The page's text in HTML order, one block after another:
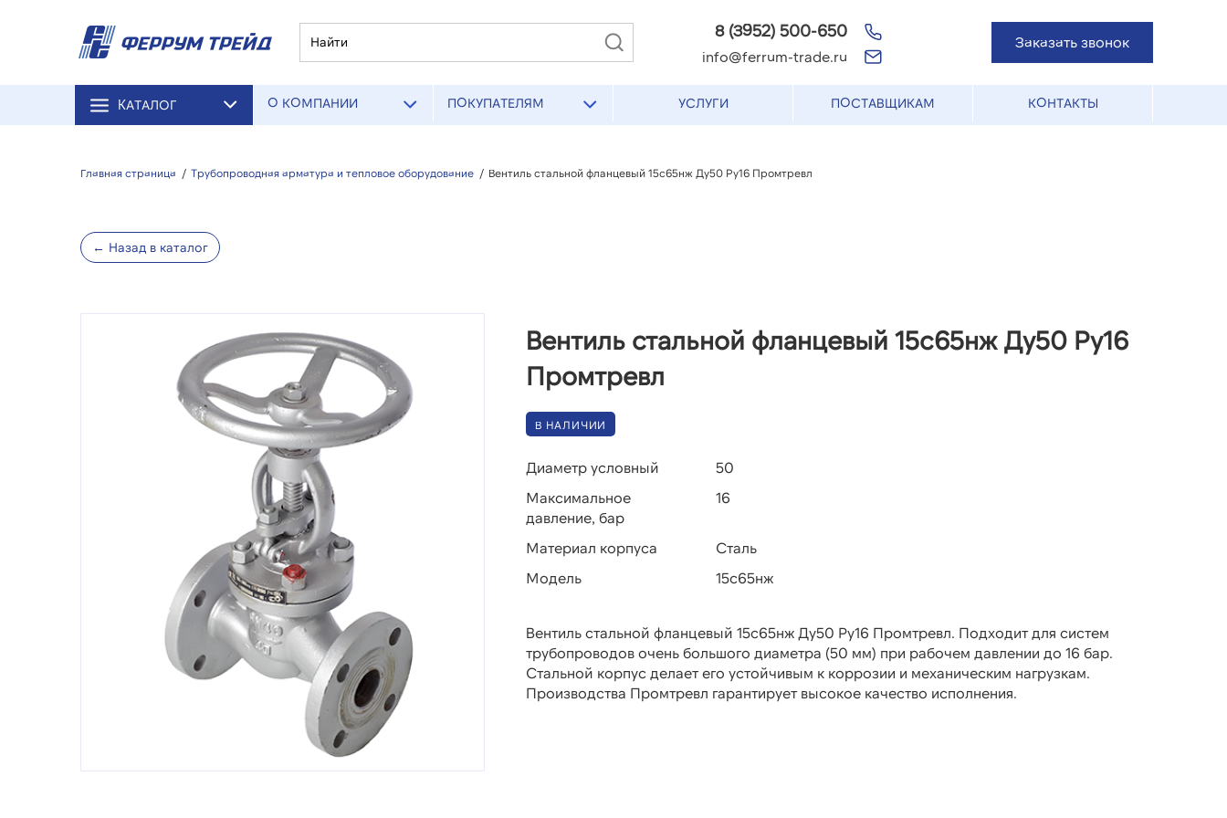
8 (3952) 500-650
info@ferrum-trade.ru
Заказать звонок
КАТАЛОГ О КОМПАНИИ ПОКУПАТЕЛЯМ УСЛУГИ ПОСТАВЩИКАМ КОНТАКТЫ
Главная страница / Трубопроводная арматура и тепловое оборудование / Вентиль стальной фланцевый 15с65нж Ду50 Ру16 Промтревл
← Назад в каталог
Вентиль стальной фланцевый 15с65нж Ду50 Ру16
Промтревл
В НАЛИЧИИ
Диаметр условный
50
Максимальное
давление, бар
16
Материал корпуса
Сталь
Модель
15с65нж
Вентиль стальной фланцевый 15с65нж Ду50 Ру16 Промтревл. Подходит для систем
трубопроводов очень большого диаметра (50 мм) при рабочем давлении до 16 бар.
Стальной корпус делает его устойчивым к коррозии и механическим нагрузкам.
Производства Промтревл гарантирует высокое качество исполнения.